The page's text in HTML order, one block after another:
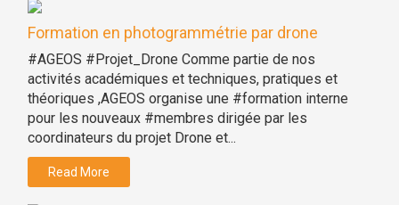
Formation en photogrammétrie par drone
#AGEOS #Projet_Drone Comme partie de nos
activités académiques et techniques, pratiques et
théoriques ,AGEOS organise une #formation interne
pour les nouveaux #membres dirigée par les
coordinateurs du projet Drone et...
Read More